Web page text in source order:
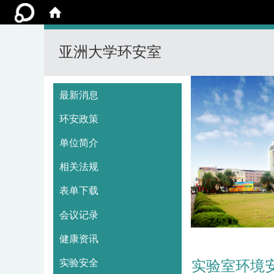
亚洲大学环安室
最新消息
环安政策
单位简介
相关法规
表单下载
会议记录
健康资讯
实验安全 实验室环境